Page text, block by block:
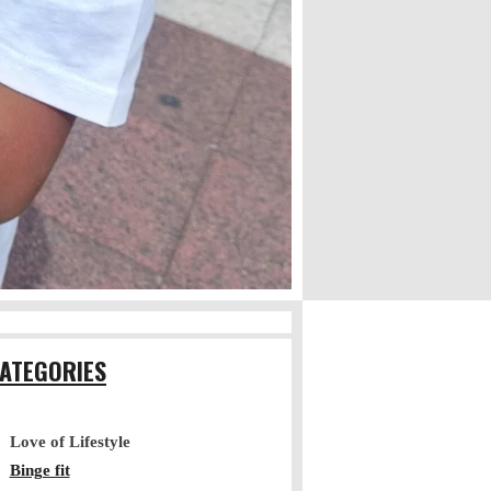
Love of Lifestyle
Binge fit